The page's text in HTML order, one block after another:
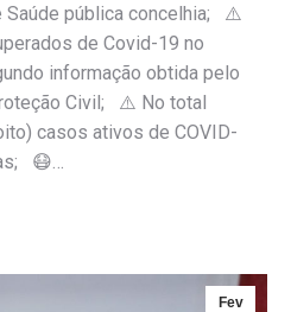
Saúde pública concelhia; ⚠️
de Covid-19 no
informação obtida pelo
Civil; ⚠️ No total
casos ativos de COVID-
😷…
Fev